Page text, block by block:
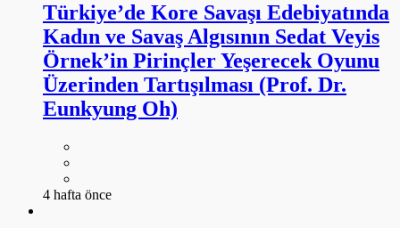
Türkiye’de Kore Savaşı Edebiyatında
Kadın ve Savaş Algısının Sedat Veyis
Örnek’in Pirinçler Yeşerecek Oyunu
Üzerinden Tartışılması (Prof. Dr.
Eunkyung Oh)
4 hafta önce